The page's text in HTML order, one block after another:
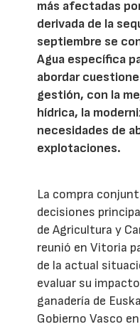
más afectadas
derivada de la
septiembre se
Agua específica
abordar
gestión, con la
hídrica, la
necesidades de
explotaciones.
La compra
decisiones
de Agricultura y
reunió en Vitoria
de la actual
evaluar su
ganadería de
Gobierno Vasco